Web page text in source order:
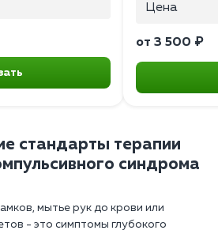
Цена
от 3 500 ₽
стандарты терапии
синдрома
мытье рук до крови или
- это симптомы глубокого